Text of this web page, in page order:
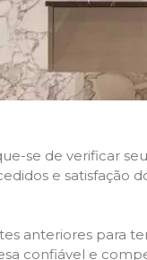
se de verificar
e satisfação
anteriores para
confiável e